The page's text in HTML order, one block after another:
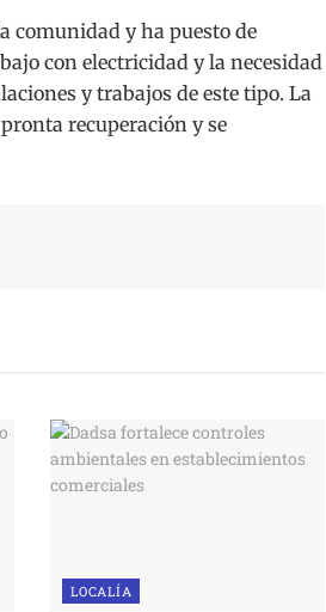
comunidad y ha puesto de
con electricidad y la necesidad
y trabajos de este tipo. La
recuperación y se
LOCALÍA